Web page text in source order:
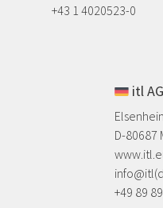
​+43 1 4020523-0
itl AG
D-80687
​+49 89